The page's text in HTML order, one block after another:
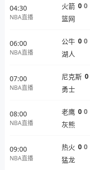
04:30
NBA直播
火箭
篮网
0 0
06:00
NBA直播
公牛
湖人
0 0
07:00
NBA直播
尼克斯
勇士
0
08:00
NBA直播
老鹰
灰熊
0 0
09:00
NBA直播
热火
猛龙
0 0